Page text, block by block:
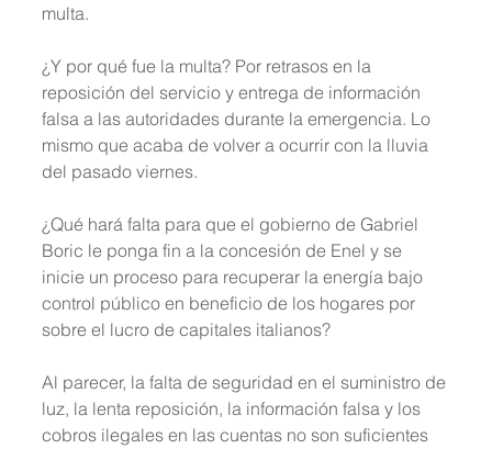
multa.
¿Y por qué fue la multa? Por retrasos en la
reposición del servicio y entrega de información
falsa a las autoridades durante la emergencia. Lo
mismo que acaba de volver a ocurrir con la lluvia
del pasado viernes.
¿Qué hará falta para que el gobierno de Gabriel
Boric le ponga fin a la concesión de Enel y se
inicie un proceso para recuperar la energía bajo
control público en beneficio de los hogares por
sobre el lucro de capitales italianos?
Al parecer, la falta de seguridad en el suministro de
luz, la lenta reposición, la información falsa y los
cobros ilegales en las cuentas no son suficientes